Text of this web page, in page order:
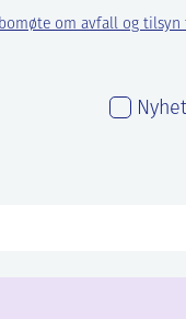
om avfall og tilsyn